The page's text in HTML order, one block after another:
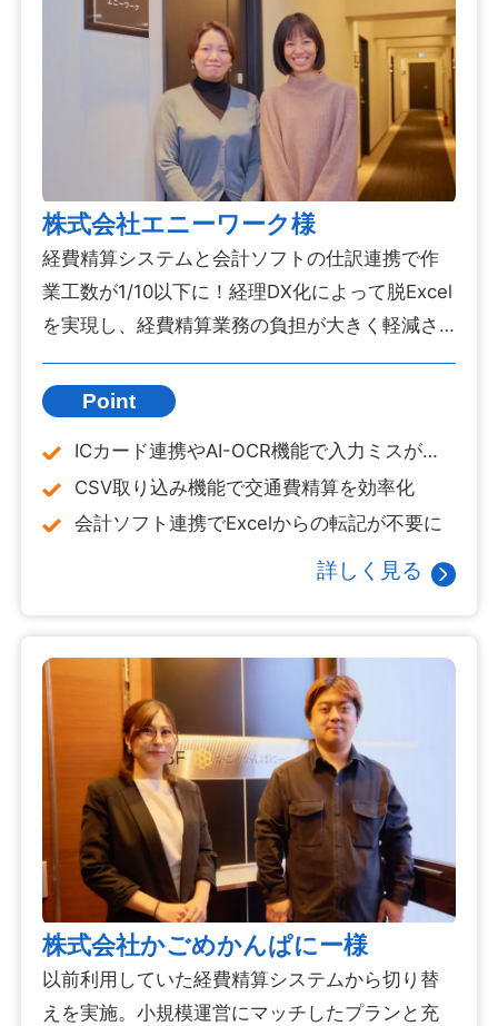
株式会社エニーワーク様
経費精算システムと会計ソフトの仕訳連携で作
業工数が1/10以下に！経理DX化によって脱Excel
を実現し、経費精算業務の負担が大きく軽減さ
れました。
Point
ICカード連携やAI-OCR機能で入力ミスが減
少
CSV取り込み機能で交通費精算を効率化
会計ソフト連携でExcelからの転記が不要に
詳しく見る
株式会社かごめかんぱにー様
以前利用していた経費精算システムから切り替
えを実施。小規模運営にマッチしたプランと充